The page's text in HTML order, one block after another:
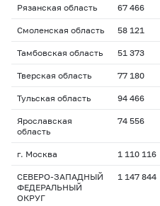
Рязанская область 67 466
Смоленская область 58 121
Тамбовская область 51 373
Тверская область 77 180
Тульская область 94 466
Ярославская
область
74 556
г. Москва 1 110 116
СЕВЕРО-ЗАПАДНЫЙ
ФЕДЕРАЛЬНЫЙ
ОКРУГ
1 147 844